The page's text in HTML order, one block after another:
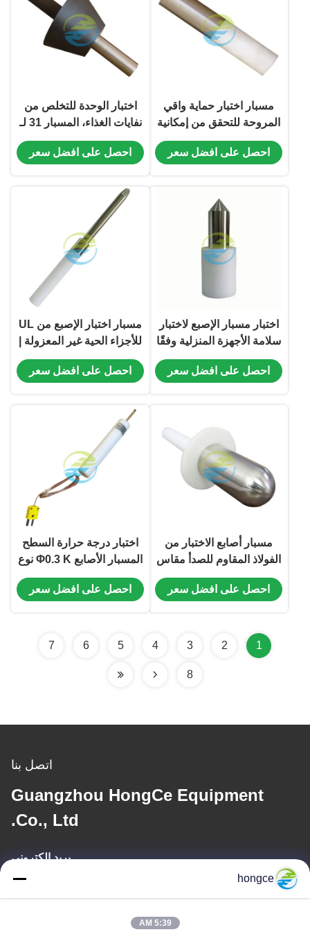
مسبار اختبار حماية واقي
المروحة للتحقق من إمكانية
الوصول إلى الأجزاء
الميكانيكية الخطرة | معدات
احصل على افضل سعر
اختبار الوحدة للتخلص من
نفايات الغذاء، المسبار 31 لـ
IEC 61032، الشكل 14
اختبار إمكانية الوصول إلى
احصل على افضل سعر
اختبار مسبار الإصبع لاختبار
سلامة الأجهزة المنزلية وفقًا
لمعيار IEC 61032
احصل على افضل سعر
مسبار اختبار الإصبع من UL
للأجزاء الحية غير المعزولة |
الامتثال لـ UL 982، طول
101.6 مم، قطر 19.1 مم
احصل على افضل سعر
مسبار أصابع الاختبار من
الفولاذ المقاوم للصدأ مقاس
40 ملم لامتثال أجهزة
الخلاط اليدوية للسلامة. أداة
احصل على افضل سعر
اختبار درجة حرارة السطح
المسبار الأصابع Φ0.3 K نوع
الحرارة IEC60335-2-6
متوافق مع اختبار أجهزة
احصل على افضل سعر
1
2
3
4
5
6
7
8
اتصل بنا
Guangzhou HongCe Equipment
Co., Ltd.
بريد إلكتروني
iven@hjauto.com.cn
hongce
5:39 AM